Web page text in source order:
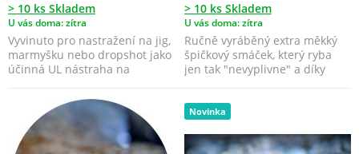
> 10 ks Skladem
U vás doma: zítra
Vyvinuto pro nastražení na jig,
marmyšku nebo dropshot jako
účinná UL nástraha na
> 10 ks Skladem
U vás doma: zítra
Ručně vyráběný extra měkký
špičkový smáček, který ryba
jen tak "nevyplivne" a díky
Novinka